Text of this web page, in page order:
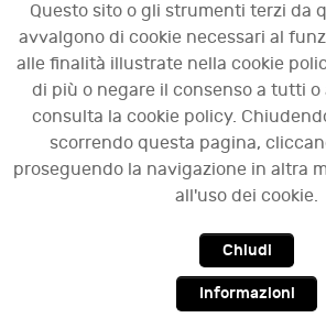
© 2009 - 2026 OCI -
d'impresa. Tutti i diritti
Questo sito o gli strumenti terzi da
avvalgono di cookie necessari al
alle finalità illustrate nella cookie
di più o negare il consenso a tutti o
consulta la cookie policy.
scorrendo questa pagina,
proseguendo la navigazione in altra
all'uso dei cookie.
Chiudi
Informazioni